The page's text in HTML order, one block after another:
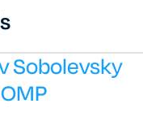
Sobolevsky